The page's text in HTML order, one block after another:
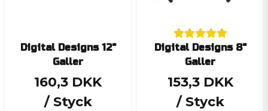
Digital Designs 12"
Galler
160,3 DKK
/ Styck
Digital Designs 8"
Galler
153,3 DKK
/ Styck